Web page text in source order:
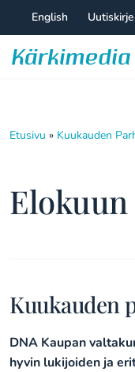
content
English Uutiskirje
Etusivu » Kuukauden
Kuukauden
DNA Kaupan
hyvin lukijoiden ja